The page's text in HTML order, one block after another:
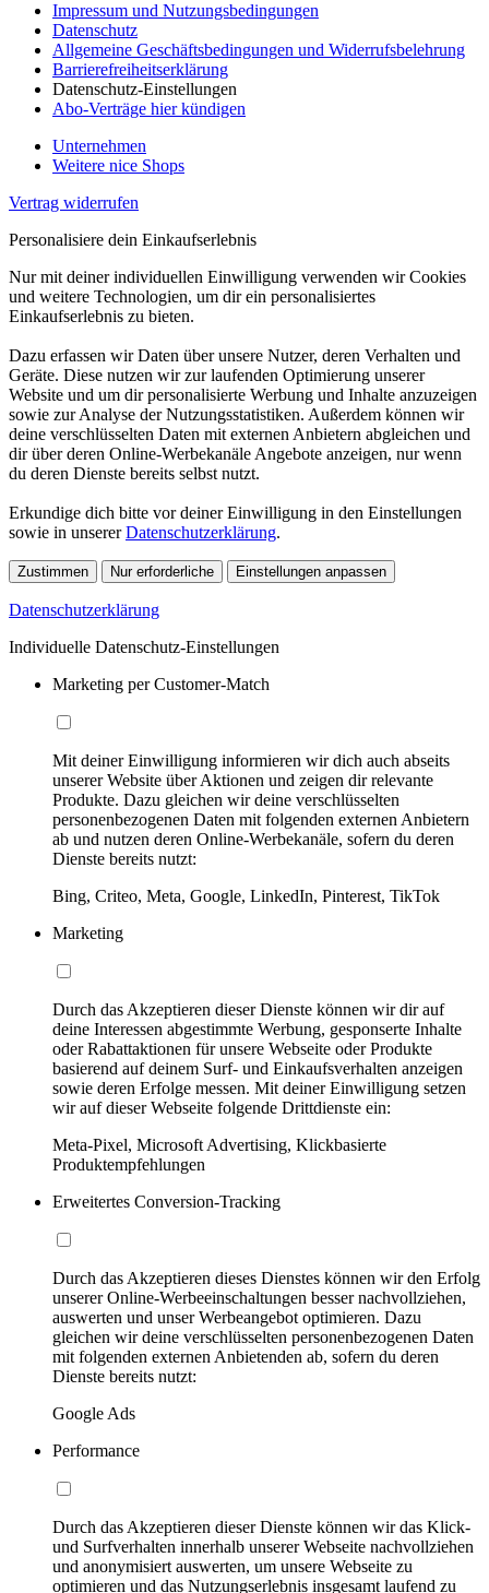
Impressum und Nutzungsbedingungen
Datenschutz
Allgemeine Geschäftsbedingungen und Widerrufsbelehrung
Barrierefreiheitserklärung
Datenschutz-Einstellungen
Abo-Verträge hier kündigen
Unternehmen
Weitere nice Shops
Vertrag widerrufen
Personalisiere dein Einkaufserlebnis
Nur mit deiner individuellen Einwilligung verwenden wir Cookies
und weitere Technologien, um dir ein personalisiertes
Einkaufserlebnis zu bieten.
Dazu erfassen wir Daten über unsere Nutzer, deren Verhalten und
Geräte. Diese nutzen wir zur laufenden Optimierung unserer
Website und um dir personalisierte Werbung und Inhalte anzuzeigen
sowie zur Analyse der Nutzungsstatistiken. Außerdem können wir
deine verschlüsselten Daten mit externen Anbietern abgleichen und
dir über deren Online-Werbekanäle Angebote anzeigen, nur wenn
du deren Dienste bereits selbst nutzt.
Erkundige dich bitte vor deiner Einwilligung in den Einstellungen
sowie in unsererDatenschutzerklärung.
Zustimmen Nur erforderliche Einstellungen anpassen
Datenschutzerklärung
Individuelle Datenschutz-Einstellungen
Marketing per Customer-Match
Mit deiner Einwilligung informieren wir dich auch abseits
unserer Website über Aktionen und zeigen dir relevante
Produkte. Dazu gleichen wir deine verschlüsselten
personenbezogenen Daten mit folgenden externen Anbietern
ab und nutzen deren Online-Werbekanäle, sofern du deren
Dienste bereits nutzt:
Bing, Criteo, Meta, Google, LinkedIn, Pinterest, TikTok
Marketing
Durch das Akzeptieren dieser Dienste können wir dir auf
deine Interessen abgestimmte Werbung, gesponserte Inhalte
oder Rabattaktionen für unsere Webseite oder Produkte
basierend auf deinem Surf- und Einkaufsverhalten anzeigen
sowie deren Erfolge messen. Mit deiner Einwilligung setzen
wir auf dieser Webseite folgende Drittdienste ein:
Meta-Pixel, Microsoft Advertising, Klickbasierte
Produktempfehlungen
Erweitertes Conversion-Tracking
Durch das Akzeptieren dieses Dienstes können wir den Erfolg
unserer Online-Werbeeinschaltungen besser nachvollziehen,
auswerten und unser Werbeangebot optimieren. Dazu
gleichen wir deine verschlüsselten personenbezogenen Daten
mit folgenden externen Anbietenden ab, sofern du deren
Dienste bereits nutzt:
Google Ads
Performance
Durch das Akzeptieren dieser Dienste können wir das Klick-
und Surfverhalten innerhalb unserer Webseite nachvollziehen
und anonymisiert auswerten, um unsere Webseite zu
optimieren und das Nutzungserlebnis insgesamt laufend zu